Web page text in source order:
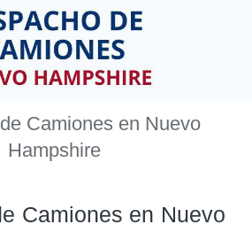
Camiones en Nuevo
Hampshire
Camiones en Nuevo